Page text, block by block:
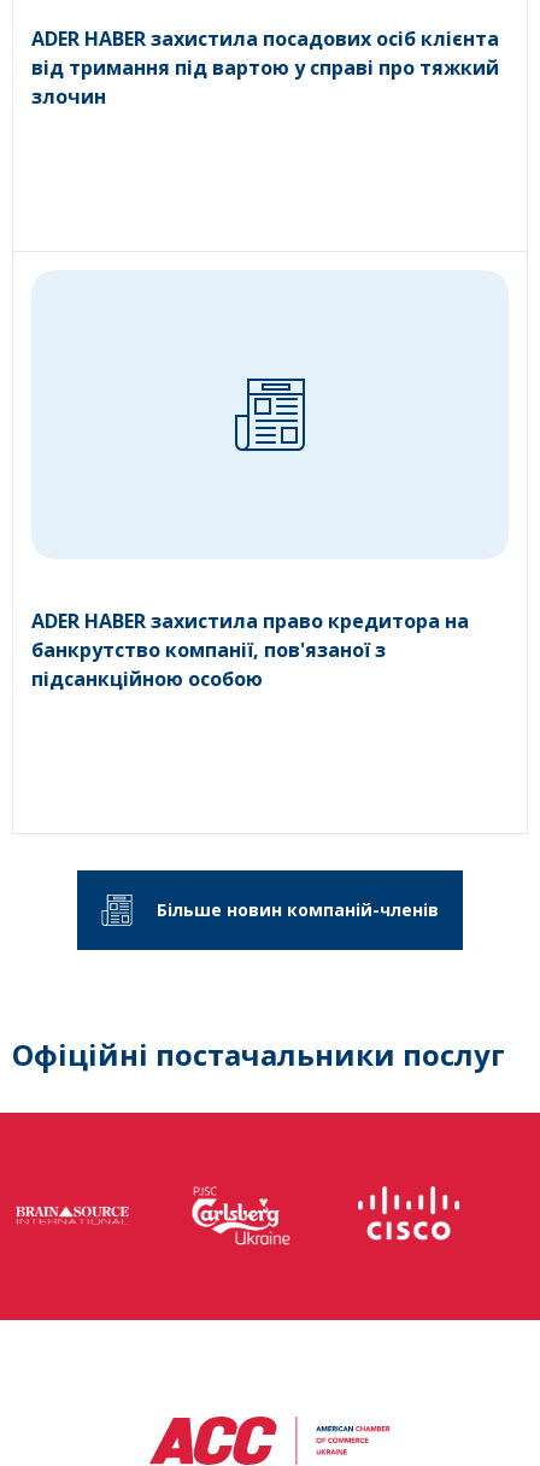
ADER HABER захистила посадових осіб клієнта
від тримання під вартою у справі про тяжкий
злочин
ADER HABER захистила право кредитора на
банкрутство компанії, пов'язаної з
підсанкційною особою
Більше новин компаній-членів
Офіційні постачальники послуг